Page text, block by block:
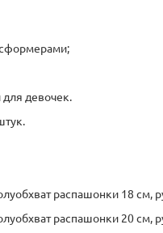
для девочек.
распашонки 18 см,
распашонки 20 см,